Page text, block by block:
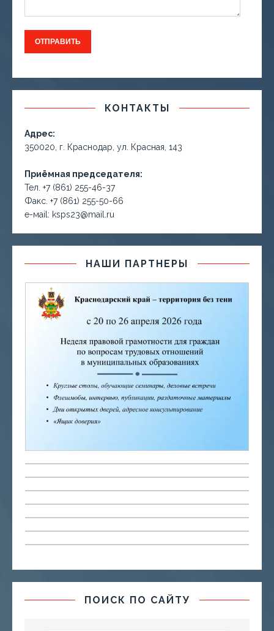
КОНТАКТЫ
Адрес:
350020, г. Краснодар, ул. Красная, 143
Приёмная председателя:
Тел. +7 (861) 255-46-37
Факс. +7 (861) 255-50-66
е-маil: ksps23@mail.ru
НАШИ ПАРТНЕРЫ
ПОИСК ПО САЙТУ